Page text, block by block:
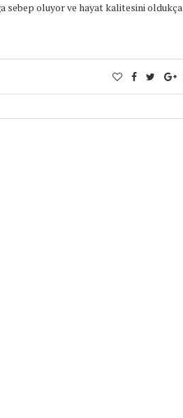
sebep oluyor ve hayat kalitesini oldukça